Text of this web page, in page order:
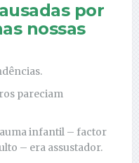
por
nossas
pareciam
infantil – factor
– era assustador.